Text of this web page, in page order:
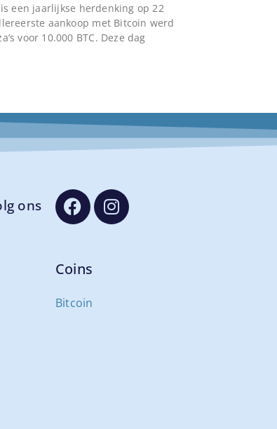
een jaarlijkse herdenking op 22
aankoop met Bitcoin werd
voor 10.000 BTC. Deze dag
ons
Coins
Bitcoin